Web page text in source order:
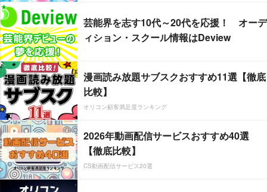
芸能界を志す10代～20代を応援！ オーデ
ィション・スクール情報はDeview
漫画読み放題サブスクおすすめ11選【徹底
比較】
オリコン顧客満足度ランキング
2026年動画配信サービスおすすめ40選
【徹底比較】
CS動画配信サービス20選